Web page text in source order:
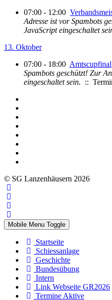
07:00 - 12:00
Adresse ist vor Spambots
JavaScript eingeschaltet
13. Oktober
07:00 - 18:00 Amtscupfinal
Spambots geschützt! Zur
eingeschaltet sein. ::
© SG Lanzenhäusern 2026
Mobile Menu Toggle
Startseite
Schiessanlage
Geschichte
Bundesübung
Intern
Link Webseite GR2026
Termine Aktive